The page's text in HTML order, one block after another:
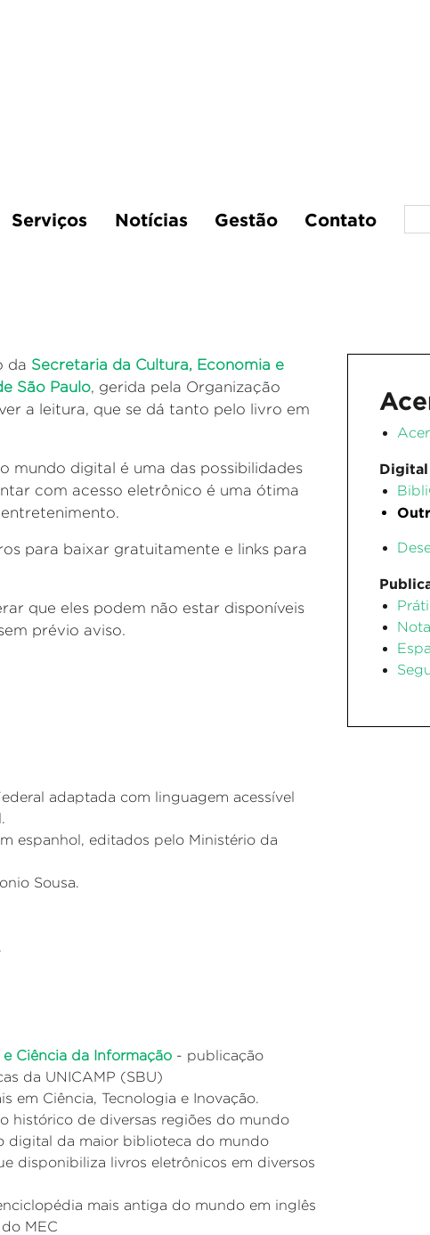
Serviços Notícias Gestão Contato
da Secretaria da Cultura, Economia e
São Paulo, gerida pela Organização
a leitura, que se dá tanto pelo livro em
mundo digital é uma das possibilidades
com acesso eletrônico é uma ótima
para baixar gratuitamente e links para
que eles podem não estar disponíveis
prévio aviso.
adaptada com linguagem acessível
espanhol, editados pelo Ministério da
Sousa.
Ciência da Informação - publicação
da UNICAMP (SBU)
em Ciência, Tecnologia e Inovação.
histórico de diversas regiões do mundo
digital da maior biblioteca do mundo
disponibiliza livros eletrônicos em diversos
mais antiga do mundo em inglês
MEC
Digital